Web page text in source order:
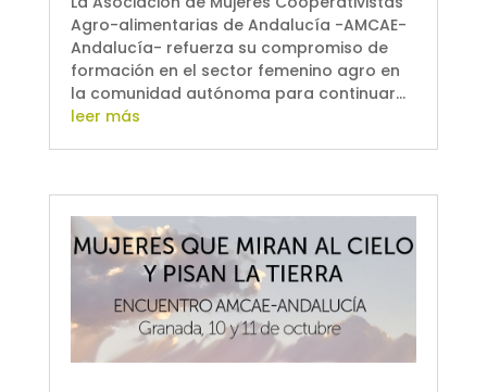
Agro-alimentarias de Andalucía -AMCAE-
Andalucía- refuerza su compromiso de
formación en el sector femenino agro en
la comunidad autónoma para continuar...
leer más